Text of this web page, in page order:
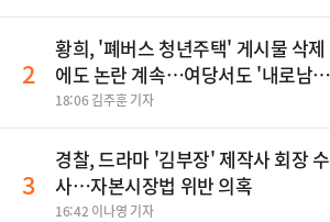
2
황희, '폐버스 청년주택' 게시물 삭제
에도 논란 계속…여당서도 '내로남
불' 비판
18:06 김주훈 기자
3
경찰, 드라마 '김부장' 제작사 회장 수
사…자본시장법 위반 의혹
16:42 이나영 기자